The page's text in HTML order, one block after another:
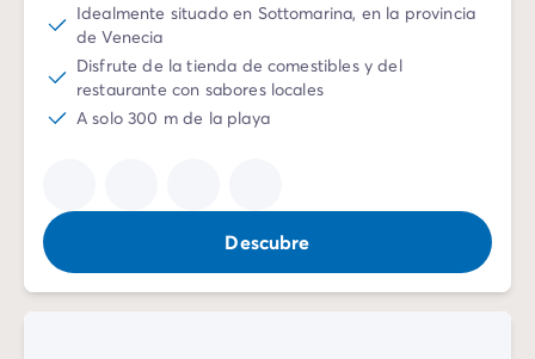
Idealmente situado en Sottomarina, en la provincia
de Venecia
Disfrute de la tienda de comestibles y del
restaurante con sabores locales
A solo 300 m de la playa
Descubre